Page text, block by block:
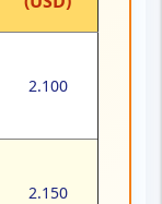
2.100
2.150